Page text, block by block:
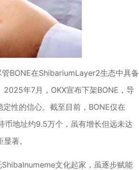
BONE在ShibariumLayer2生态中具备
年7月，OKX宣布下架BONE，导
性的信心。截至目前，BONE仅在
地址约9.5万个，虽有增长但远未达
著。
文化起家，虽逐步赋能